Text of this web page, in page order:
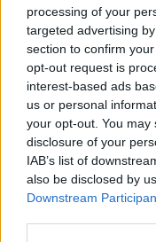
processing of your
targeted advertising
section to confirm
opt-out request is
interest-based ads
us or personal
your opt-out. You
disclosure of your
IAB’s list of
also be disclosed by
Downstream
από τα αδέρφια
παράγοντες του
«Γεώργιος
Ένα από τα πιο
το «Γεώργιος
τουΟλυμπιακού,
και βρίσκεται
στάδιο φέρει το